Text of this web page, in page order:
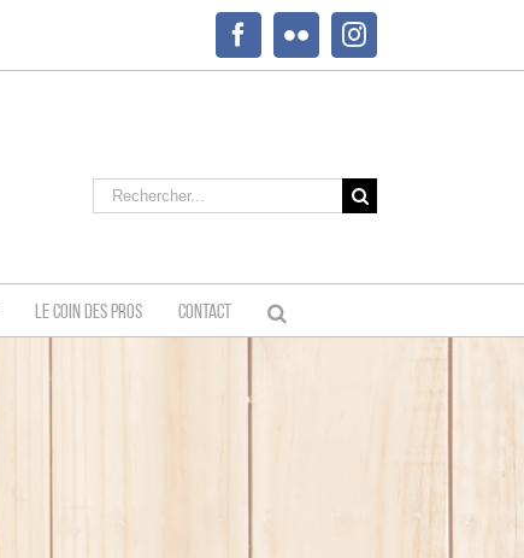
FacebookFlickrInstagram
Rechercher:
LE COIN DES PROS CONTACT